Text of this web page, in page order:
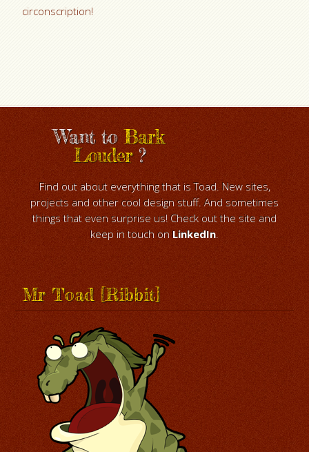
circonscription!
Want toBark
Louder?
Find out about everything that is Toad. New sites,
projects and other cool design stuff. And sometimes
things that even surprise us! Check out the site and
keep in touch on LinkedIn.
Mr Toad [Ribbit]